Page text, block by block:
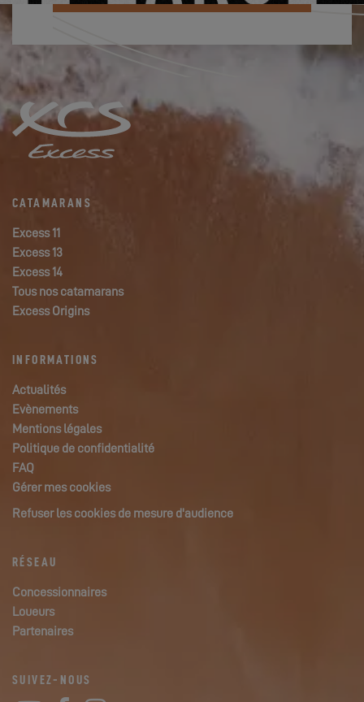
CATAMARANS
Excess 11
Excess 13
Excess 14
Tous nos catamarans
Excess Origins
INFORMATIONS
Actualités
Evènements
Mentions légales
Politique de confidentialité
FAQ
Gérer mes cookies
Refuser les cookies de mesure d'audience
RÉSEAU
Concessionnaires
Loueurs
Partenaires
SUIVEZ-NOUS